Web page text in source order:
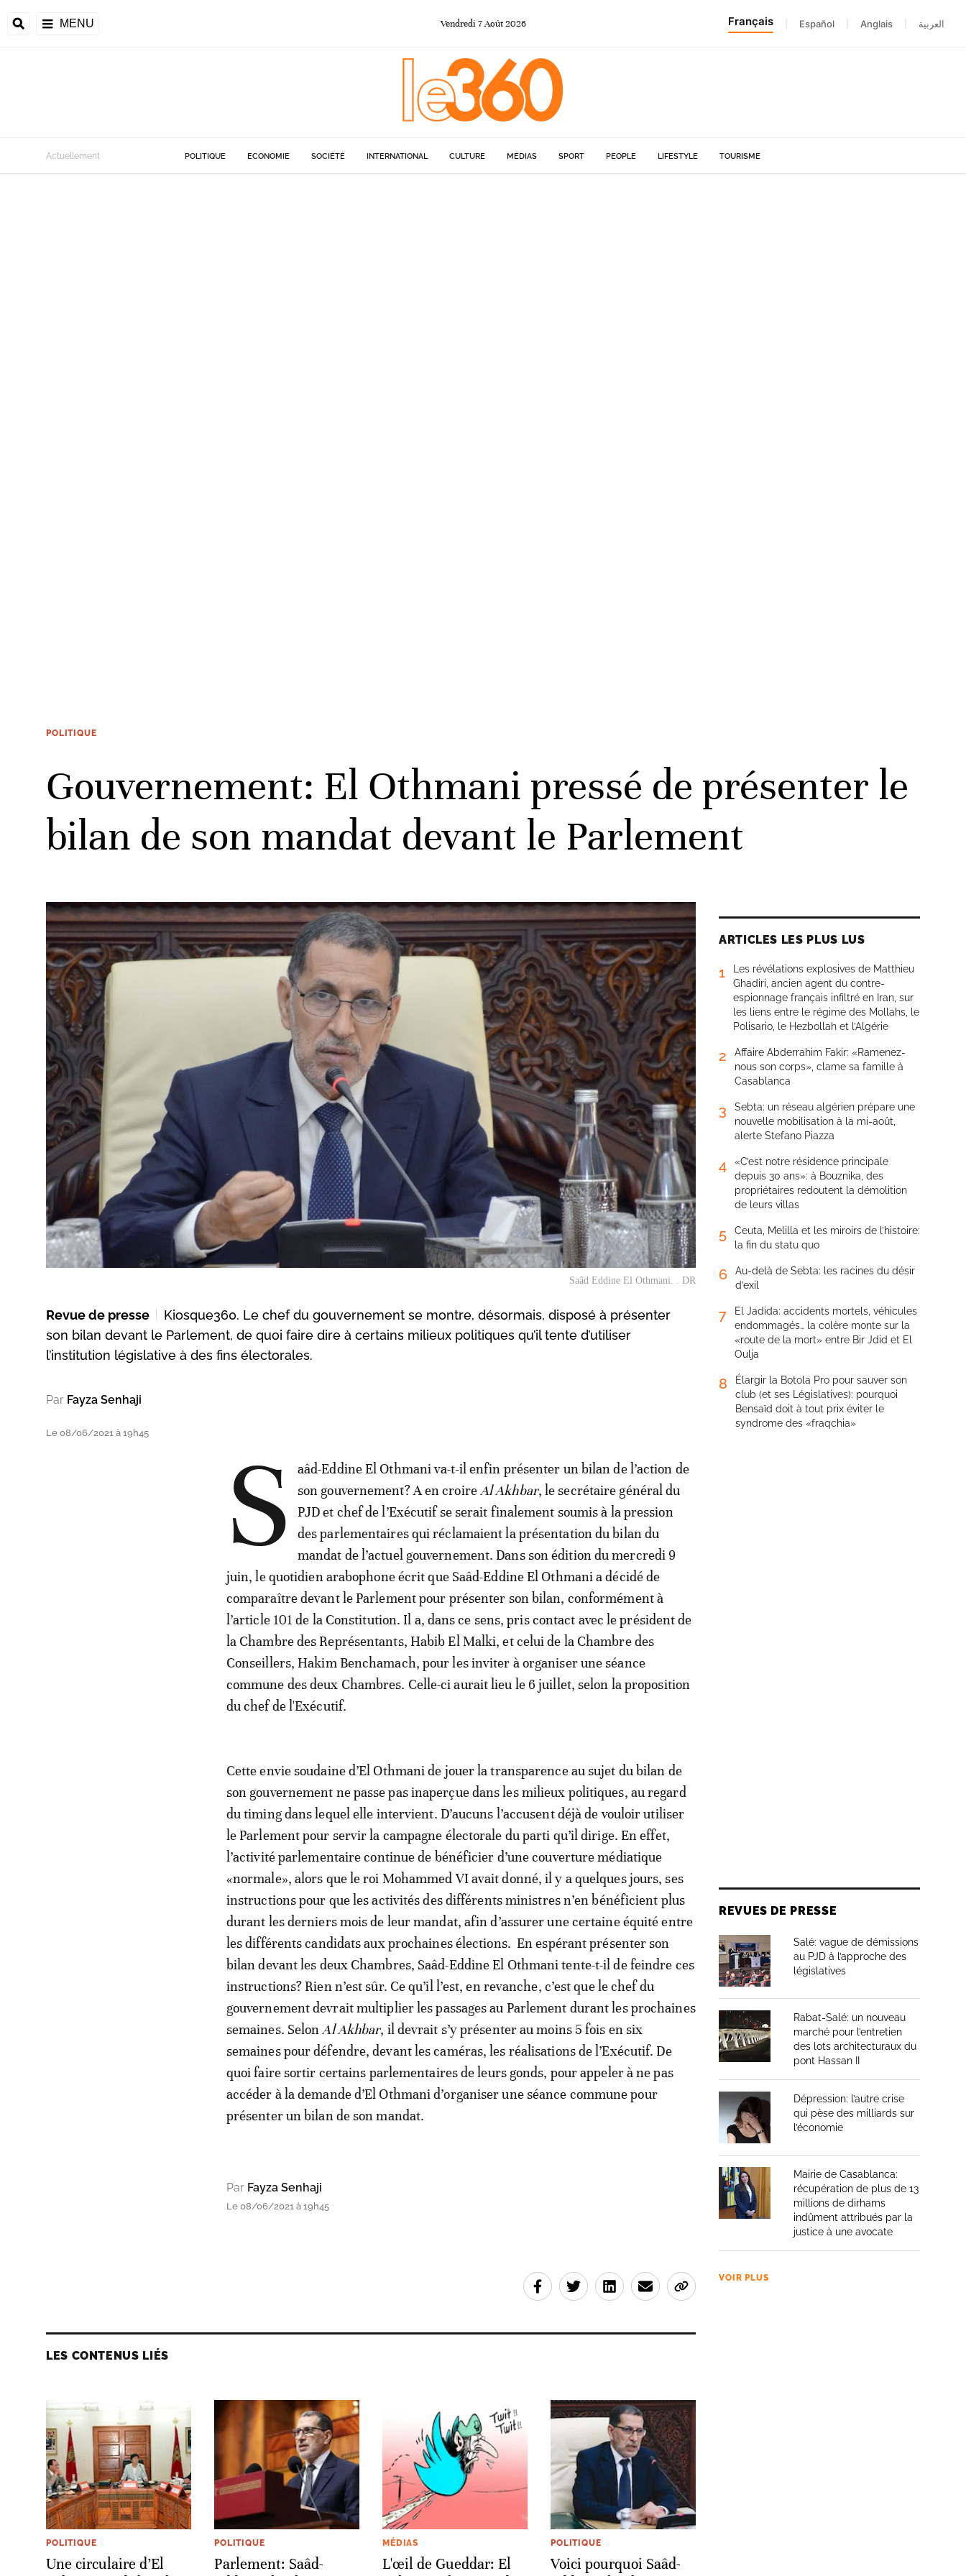
MENU Vendredi 7Août 2026 Français Español Anglais العربية
Actuellement POLITIQUE ECONOMIE SOCIÉTÉ INTERNATIONAL CULTURE MÉDIAS SPORT PEOPLE LIFESTYLE TOURISME
POLITIQUE
Gouvernement: El Othmani pressé de présenter le
bilan de son mandat devant le Parlement
Saâd Eddine El Othmani. . DR
Revue de presse
Kiosque360. Le chef du gouvernement se montre, désormais, disposé à présenter
son bilan devant le Parlement, de quoi faire dire à certains milieux politiques qu’il tente d’utiliser
l’institution législative à des fins électorales.
Par Fayza Senhaji
Le 08/06/2021 à 19h45 S
aâd-Eddine El Othmani va-t-il enfin présenter un bilan de l’action de
son gouvernement? A en croire Al Akhbar, le secrétaire général du
PJD et chef de l’Exécutif se serait finalement soumis à la pression
des parlementaires qui réclamaient la présentation du bilan du
mandat de l’actuel gouvernement. Dans son édition du mercredi 9
juin, le quotidien arabophone écrit que Saâd-Eddine El Othmani a décidé de
comparaître devant le Parlement pour présenter son bilan, conformément à
l’article 101 de la Constitution. Il a, dans ce sens, pris contact avec le président de
la Chambre des Représentants, Habib El Malki, et celui de la Chambre des
Conseillers, Hakim Benchamach, pour les inviter à organiser une séance
commune des deux Chambres. Celle-ci aurait lieu le 6 juillet, selon la proposition
du chef de l'Exécutif.
Cette envie soudaine d’El Othmani de jouer la transparence au sujet du bilan de
son gouvernement ne passe pas inaperçue dans les milieux politiques, au regard
du timing dans lequel elle intervient. D’aucuns l’accusent déjà de vouloir utiliser
le Parlement pour servir la campagne électorale du parti qu’il dirige. En effet,
l’activité parlementaire continue de bénéficier d’une couverture médiatique
«normale», alors que le roi Mohammed VI avait donné, il y a quelques jours, ses
instructions pour que les activités des différents ministres n’en bénéficient plus
durant les derniers mois de leur mandat, afin d’assurer une certaine équité entre
les différents candidats aux prochaines élections. En espérant présenter son
bilan devant les deux Chambres, Saâd-Eddine El Othmani tente-t-il de feindre ces
instructions? Rien n’est sûr. Ce qu’il l’est, en revanche, c’est que le chef du
gouvernement devrait multiplier les passages au Parlement durant les prochaines
semaines. Selon Al Akhbar, il devrait s’y présenter au moins 5 fois en six
semaines pour défendre, devant les caméras, les réalisations de l’Exécutif. De
quoi faire sortir certains parlementaires de leurs gonds, pour appeler à ne pas
accéder à la demande d’El Othmani d’organiser une séance commune pour
présenter un bilan de son mandat.
Par Fayza Senhaji
Le 08/06/2021 à 19h45
LES CONTENUS LIÉS
POLITIQUE
Une circulaire d’El
POLITIQUE
Parlement: Saâd-
MÉDIAS
L'œil de Gueddar: El
POLITIQUE
Voici pourquoi Saâd-
ARTICLES LES PLUS LUS
1
Les révélations explosives de Matthieu
Ghadiri, ancien agent du contre-
espionnage français infiltré en Iran, sur
les liens entre le régime des Mollahs, le
Polisario, le Hezbollah et l’Algérie
2
Affaire Abderrahim Fakir: «Ramenez-
nous son corps», clame sa famille à
Casablanca
3
Sebta: un réseau algérien prépare une
nouvelle mobilisation à la mi-août,
alerte Stefano Piazza
4
«C’est notre résidence principale
depuis 30 ans»: à Bouznika, des
propriétaires redoutent la démolition
de leurs villas
5
Ceuta, Melilla et les miroirs de l’histoire:
la fin du statu quo
6
Au-delà de Sebta: les racines du désir
d’exil
7
El Jadida: accidents mortels, véhicules
endommagés… la colère monte sur la
«route de la mort» entre Bir Jdid et El
Oulja
8
Élargir la Botola Pro pour sauver son
club (et ses Législatives): pourquoi
Bensaïd doit à tout prix éviter le
syndrome des «fraqchia»
REVUES DE PRESSE
Salé: vague de démissions
au PJD à l’approche des
législatives
Rabat-Salé: un nouveau
marché pour l’entretien
des lots architecturaux du
pont Hassan II
Dépression: l’autre crise
qui pèse des milliards sur
l’économie
Mairie de Casablanca:
récupération de plus de 13
millions de dirhams
indûment attribués par la
justice à une avocate
VOIR PLUS